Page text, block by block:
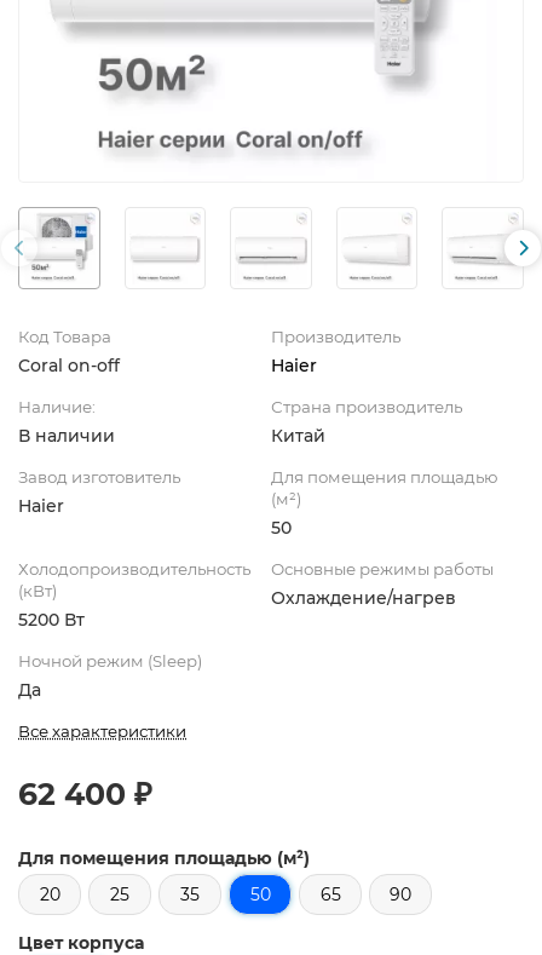
Код Товара
Coral on-off
Производитель
Haier
Наличие:
В наличии
Страна производитель
Китай
Завод изготовитель
Haier
Для помещения площадью
(м²)
50
Холодопроизводительность
(кВт)
5200 Вт
Основные режимы работы
Охлаждение/нагрев
Ночной режим (Sleep)
Да
Все характеристики
62 400 ₽
Для помещения площадью (м²)
20
25 35 50 65 90
Цвет корпуса